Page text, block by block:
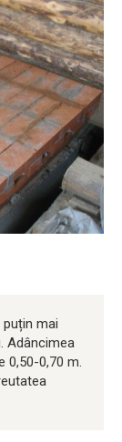
mai
Adâncimea
0,50-0,70 m.